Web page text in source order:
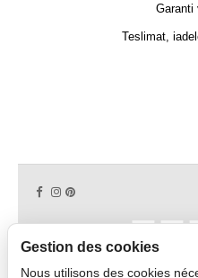
Garanti
Teslimat,
Gestion des cookies
Nous utilisons des cookies